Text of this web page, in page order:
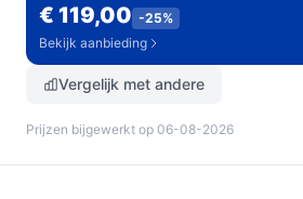
€ 119,00 -25%
Bekijk aanbieding
Vergelijk met andere
Prijzen bijgewerkt op 06-08-2026